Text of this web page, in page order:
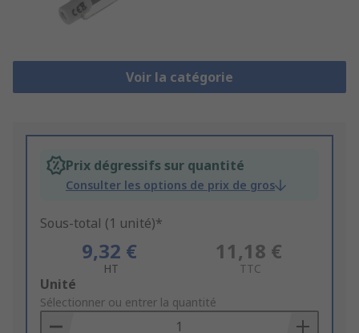
Voir la catégorie
Prix dégressifs sur quantité
Consulter les options de prix de gros
Sous-total (1 unité)*
9,32 €
HT
11,18 €
TTC
Add
to
Basket
Unité
Sélectionner ou entrer la quantité